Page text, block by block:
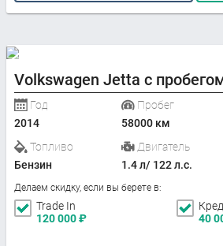
Volkswagen Jetta с
Год
2014
Пробег
58000 км
Топливо
Бензин
Двигатель
1.4 л/ 122 л.с.
Делаем скидку, если вы берете в:
Trade In
120 000₽
40